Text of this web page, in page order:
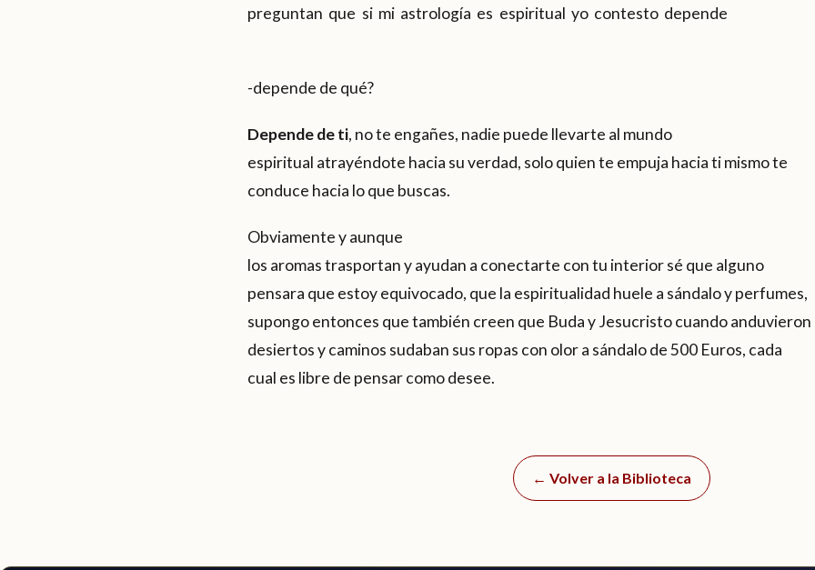
preguntan que si mi astrología es espiritual yo
-depende de qué?
Depende de ti, no te engañes, nadie puede llevarte al mundo
espiritual atrayéndote hacia su verdad, solo quien te empuja hacia ti mismo te
conduce hacia lo que buscas.
Obviamente y aunque
los aromas trasportan y ayudan a conectarte con tu interior sé que alguno
pensara que estoy equivocado, que la espiritualidad huele a sándalo y perfumes,
supongo entonces que también creen que Buda y Jesucristo cuando
desiertos y caminos sudaban sus ropas con olor a sándalo de 500 Euros, cada
cual es libre de pensar como desee.
← Volver a la Biblioteca